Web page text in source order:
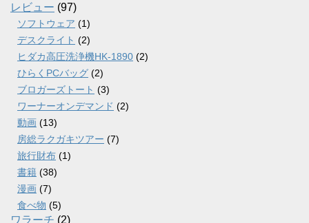
レビュー (97)
ソフトウェア (1)
デスクライト (2)
ヒダカ高圧洗浄機HK-1890 (2)
ひらくPCバッグ (2)
ブロガーズトート (3)
ワーナーオンデマンド (2)
動画 (13)
房総ラクガキツアー (7)
旅行財布 (1)
書籍 (38)
漫画 (7)
食べ物 (5)
ワラーチ (2)